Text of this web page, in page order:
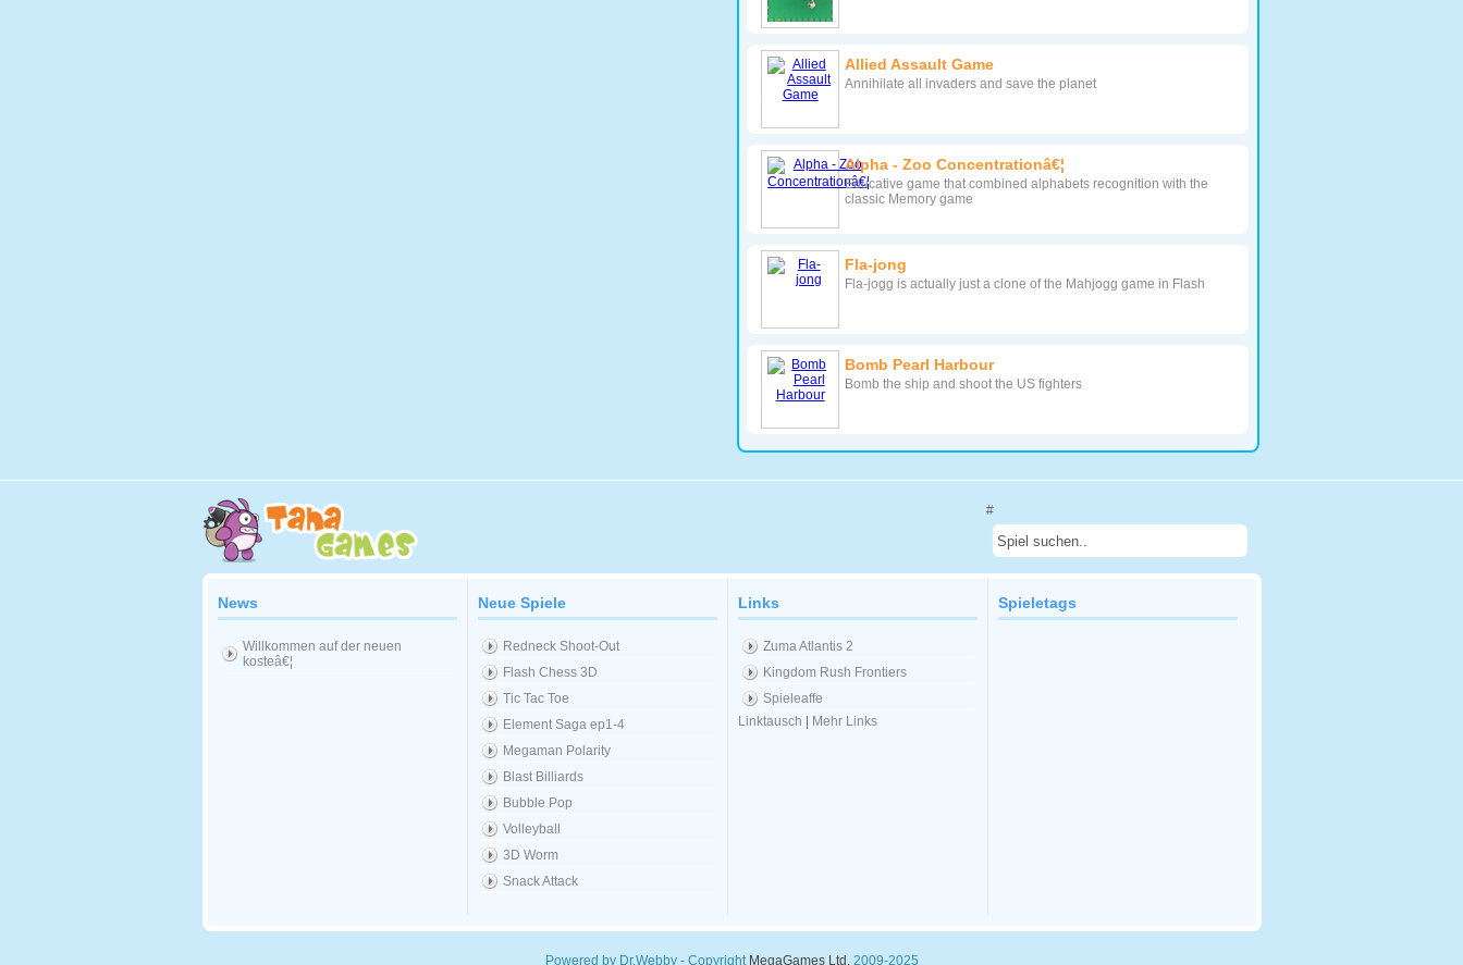
Allied Assault Game
Annihilate all invaders and save the planet
Alpha - Zoo Concentrationâ€¦
Educative game that combined alphabets recognition with the
classic Memory game
Fla-jong
Fla-jogg is actually just a clone of the Mahjogg game in Flash
Bomb Pearl Harbour
Bomb the ship and shoot the US fighters
#
News
Willkommen auf der neuen
kosteâ€¦
Neue Spiele
Redneck Shoot-Out
Flash Chess 3D
Tic Tac Toe
Element Saga ep1-4
Megaman Polarity
Blast Billiards
Bubble Pop
Volleyball
3D Worm
Snack Attack
Links
Zuma Atlantis 2
Kingdom Rush Frontiers
Spieleaffe
Linktausch
Mehr Links
Spieletags
Powered by Dr.Webby - Copyright MegaGames Ltd.2009-2025